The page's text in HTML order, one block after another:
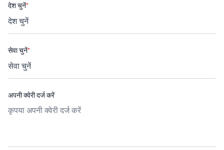
देश चुनें*
सेवा चुनें*
अपनी क्वेरी दर्ज करें